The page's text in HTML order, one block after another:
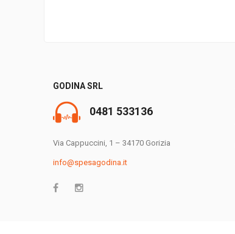
GODINA SRL
0481 533136
Via Cappuccini, 1 – 34170 Gorizia
info@spesagodina.it